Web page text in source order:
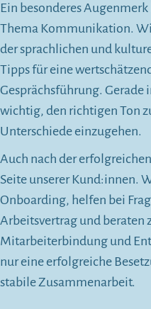
Ein besonderes
Thema Kommunikation.
der sprachlichen und
Tipps für eine
Gesprächsführung. Gerade
wichtig, den richtigen Ton
Unterschiede einzugehen.
Auch nach der
Seite unserer Kund:innen.
Onboarding, helfen bei
Arbeitsvertrag und beraten
Mitarbeiterbindung und
nur eine erfolgreiche
stabile Zusammenarbeit.